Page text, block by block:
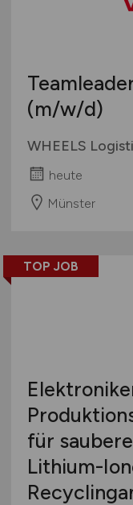
(m/w/d)
WHEELS
heute
Münster
TOP JOB
für
Lithium-